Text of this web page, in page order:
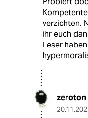
verzichten.
ihr euch
Leser
zeroton